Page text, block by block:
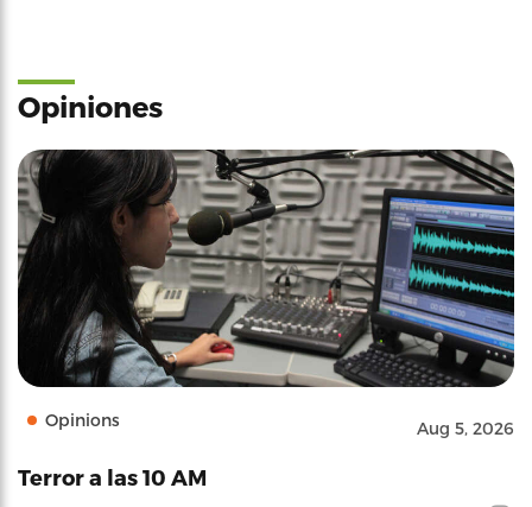
Opiniones
Opinions Aug 5, 2026
Terror a las 10 AM